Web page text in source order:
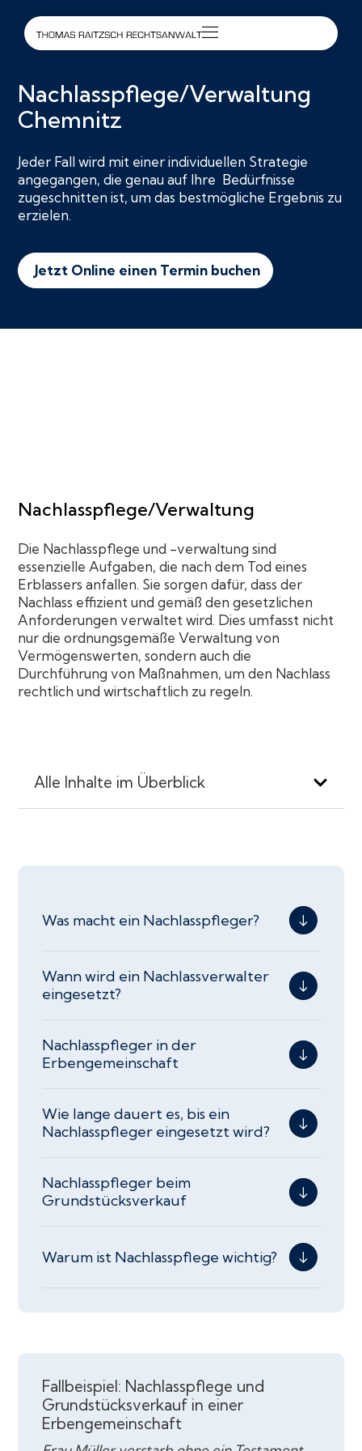
Nachlasspflege/Verwaltung
Chemnitz
Jeder Fall wird mit einer individuellen Strategie
angegangen, die genau auf Ihre Bedürfnisse
zugeschnitten ist, um das bestmögliche Ergebnis zu
erzielen.
Jetzt Online einen Termin buchen
Nachlasspflege/Verwaltung
Die Nachlasspflege und -verwaltung sind
essenzielle Aufgaben, die nach dem Tod eines
Erblassers anfallen. Sie sorgen dafür, dass der
Nachlass effizient und gemäß den gesetzlichen
Anforderungen verwaltet wird. Dies umfasst nicht
nur die ordnungsgemäße Verwaltung von
Vermögenswerten, sondern auch die
Durchführung von Maßnahmen, um den Nachlass
rechtlich und wirtschaftlich zu regeln.
Alle Inhalte im Überblick
Was macht ein Nachlasspfleger?
Wann wird ein Nachlassverwalter
eingesetzt?
Nachlasspfleger in der
Erbengemeinschaft
Wie lange dauert es, bis ein
Nachlasspfleger eingesetzt wird?
Nachlasspfleger beim
Grundstücksverkauf
Warum ist Nachlasspflege wichtig?
Fallbeispiel: Nachlasspflege und
Grundstücksverkauf in einer
Erbengemeinschaft